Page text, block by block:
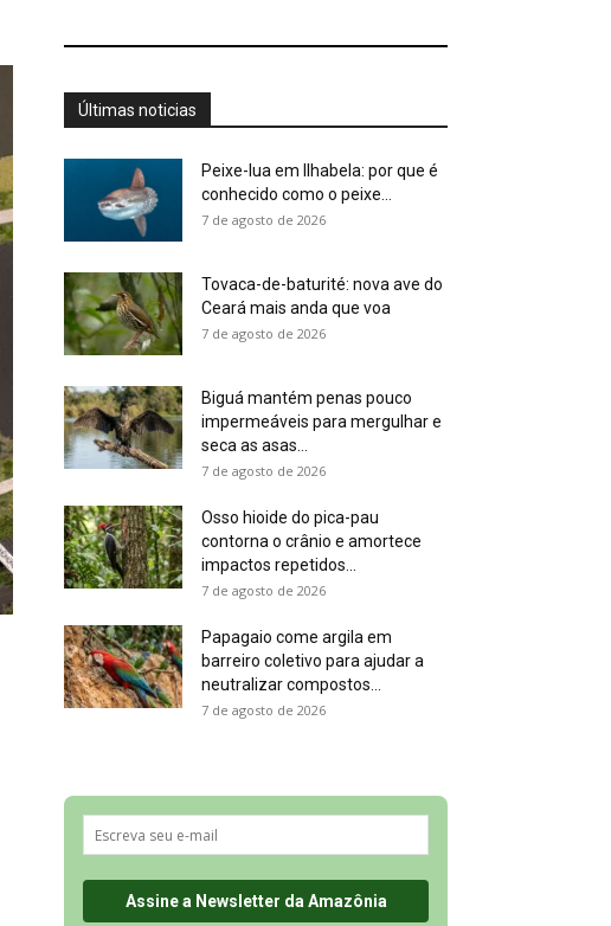
Últimas noticias
Peixe-lua em Ilhabela: por que é
conhecido como o peixe...
7 de agosto de 2026
Tovaca-de-baturité: nova ave do
Ceará mais anda que voa
7 de agosto de 2026
Biguá mantém penas pouco
impermeáveis para mergulhar e
seca as asas...
7 de agosto de 2026
Osso hioide do pica-pau
contorna o crânio e amortece
impactos repetidos...
7 de agosto de 2026
Papagaio come argila em
barreiro coletivo para ajudar a
neutralizar compostos...
7 de agosto de 2026